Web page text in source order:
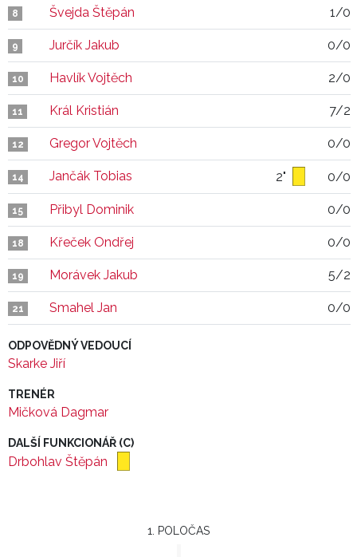
8 Švejda Štěpán 1/0
9 Jurčík Jakub 0/0
10 Havlík Vojtěch 2/0
11 Král Kristián 7/2
12 Gregor Vojtěch 0/0
14 Jančák Tobias 2" 0/0
15 Přibyl Dominik 0/0
18 Křeček Ondřej 0/0
19 Morávek Jakub 5/2
21 Smahel Jan 0/0
ODPOVĚDNÝ VEDOUCÍ
Skarke Jiří
TRENÉR
Mičková Dagmar
DALŠÍ FUNKCIONÁŘ (C)
Drbohlav Štěpán
1. POLOČAS